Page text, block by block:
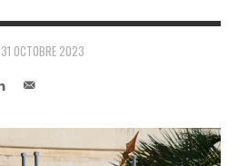
31 OCTOBRE 2023